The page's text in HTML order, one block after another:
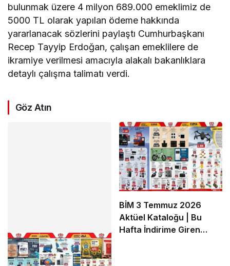
bulunmak üzere 4 milyon 689.000 emeklimiz de
5000 TL olarak yapılan ödeme hakkında
yararlanacak sözlerini paylaştı Cumhurbaşkanı
Recep Tayyip Erdoğan, çalışan emeklilere de
ikramiye verilmesi amacıyla alakalı bakanlıklara
detaylı çalışma talimatı verdi.
Göz Atın
BİM 3 Temmuz 2026
Aktüel Kataloğu | Bu
Hafta İndirime Giren